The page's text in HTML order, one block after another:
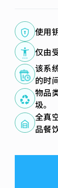
使用
仅由
该系
的时
物品
圾。
全真
品餐